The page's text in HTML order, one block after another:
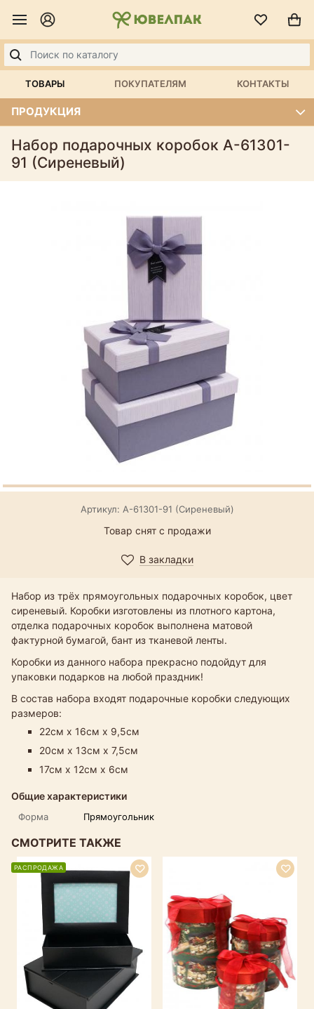
ТОВАРЫ ПОКУПАТЕЛЯМ КОНТАКТЫ
ПРОДУКЦИЯ
Набор подарочных коробок А-61301-
91 (Сиреневый)
Артикул: А-61301-91 (Сиреневый)
Товар снят с продажи
В закладки
Набор из трёх прямоугольных подарочных коробок, цвет
сиреневый. Коробки изготовлены из плотного картона,
отделка подарочных коробок выполнена матовой
фактурной бумагой, бант из тканевой ленты.
Коробки из данного набора прекрасно подойдут для
упаковки подарков на любой праздник!
В состав набора входят подарочные коробки следующих
размеров:
22см х 16см х 9,5см
20см х 13см х 7,5см
17см х 12см х 6см
Общие характеристики
Форма Прямоугольник
СМОТРИТЕ ТАКЖЕ
РАСПРОДАЖА